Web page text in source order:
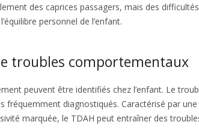
des caprices passagers, mais des
personnel de l’enfant.
troubles comportementaux
peuvent être identifiés chez l’enfant. Le
fréquemment diagnostiqués. Caractérisé par
marquée, le TDAH peut entraîner des